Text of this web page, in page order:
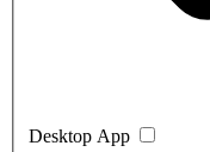
Desktop App